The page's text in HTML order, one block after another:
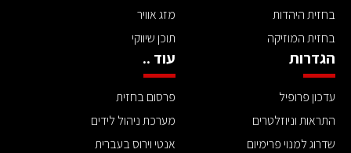
בחזית היהדות
בחזית המוזיקה
מזג אוויר
תוכן שיווקי
הגדרות
עדכון פרופיל
התראות וניוזלטרים
שדרוג למנוי פרימיום
עוד ..
פרסום בחזית
מערכת ניהול לידים
אנטי וירוס בעברית